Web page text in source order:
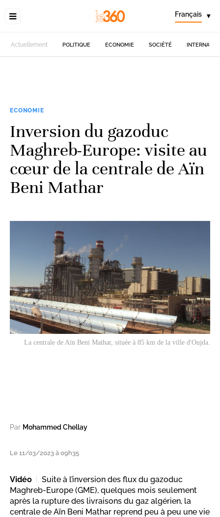
Français ▾
Actuellement POLITIQUE ECONOMIE SOCIÉTÉ
ECONOMIE
Inversion du gazoduc
Maghreb-Europe: visite au
cœur de la centrale de Aïn
Beni Mathar
La centrale de Aïn Beni Mathar, située à 85 km de la ville d'Oujda.
Par Mohammed Chellay
Le 11/03/2023 à 09h35
Vidéo
Suite à l’inversion des flux du gazoduc
Maghreb-Europe (GME), quelques mois seulement
après la rupture des livraisons du gaz algérien, la
centrale de Aïn Beni Mathar reprend peu à peu une vie